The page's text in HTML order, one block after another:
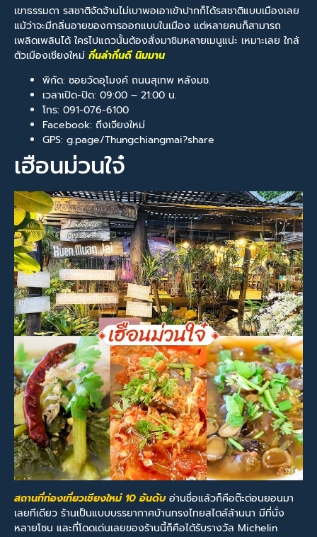
เขาธรรมดา รสชาติจัดจ้านไม่เบาพอเอาเข้าปากก็ได้รสชาติแบบเมืองเลย
แม้ว่าจะมีกลิ่นอายของการออกแบบในเมือง แต่หลายคนก็สามารถ
เพลิดเพลินได้ ใครไปแถวนั้นต้องสั่งมาชิมหลายเมนูแน่ะ เหมาะเลย ใกล้
ตัวเมืองเชียงใหม่ กิ๋นลํากิ๋นดี นิมมาน
พิกัด: ซอยวัดอุโมงค์ ถนนสุเทพ หลังมช.
เวลาเปิด-ปิด: 09:00 – 21:00 น.
โทร: 091-076-6100
Facebook: ถึงเจียงใหม่
GPS: g.page/Thungchiangmai?share
เฮือนม่วนใจ๋
สถานที่ท่องเที่ยวเชียงใหม่ 10 อันดับอ่านชื่อแล้วก็คือต๊ะต่อนยอนมา
เลยทีเดียว ร้านเป็นแบบบรรยากาศบ้านทรงไทยสไตล์ล้านนา มีที่นั่ง
หลายโซน และที่โดดเด่นเลยของร้านนี้ก็คือได้รับรางวัล Michelin